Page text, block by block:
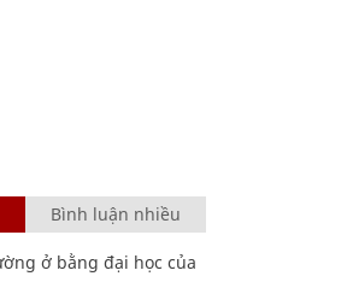
Bình luận nhiều
ở bằng đại học của